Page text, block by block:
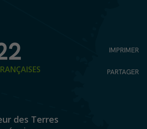
IMPRIMER
PARTAGER
des Terres